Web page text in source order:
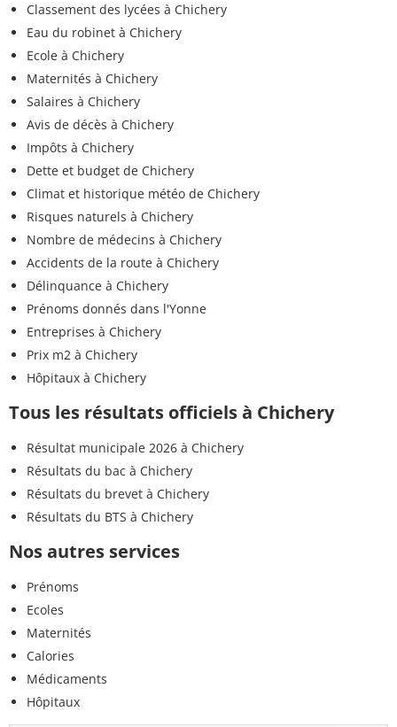
Classement des lycées à Chichery
Eau du robinet à Chichery
Ecole à Chichery
Maternités à Chichery
Salaires à Chichery
Avis de décès à Chichery
Impôts à Chichery
Dette et budget de Chichery
Climat et historique météo de Chichery
Risques naturels à Chichery
Nombre de médecins à Chichery
Accidents de la route à Chichery
Délinquance à Chichery
Prénoms donnés dans l'Yonne
Entreprises à Chichery
Prix m2 à Chichery
Hôpitaux à Chichery
Tous les résultats officiels à Chichery
Résultat municipale 2026 à Chichery
Résultats du bac à Chichery
Résultats du brevet à Chichery
Résultats du BTS à Chichery
Nos autres services
Prénoms
Ecoles
Maternités
Calories
Médicaments
Hôpitaux